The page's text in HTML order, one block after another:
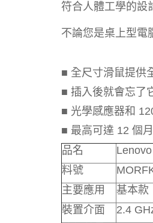
符合人體工學的設
不論您是桌上型電
■ 全尺寸滑鼠提供
■ 插入後就會忘了
■ 光學感應器和
■ 最高可達 12 個
品名
料號
主要應用
基本款
裝置介面
2.4